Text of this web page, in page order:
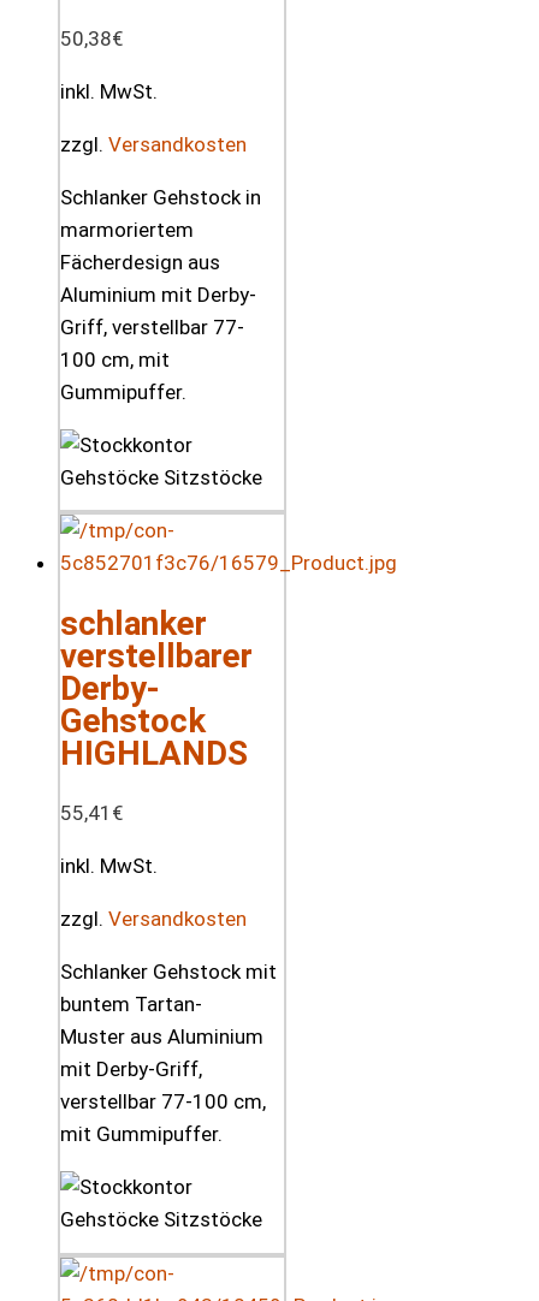
50,38€
inkl. MwSt.
zzgl. Versandkosten
Schlanker Gehstock in
marmoriertem
Fächerdesign aus
Aluminium mit Derby-
Griff, verstellbar 77-
100 cm, mit
Gummipuffer.
schlanker
verstellbarer
Derby-
Gehstock
HIGHLANDS
55,41 €
inkl. MwSt.
zzgl. Versandkosten
Schlanker Gehstock mit
buntem Tartan-
Muster aus Aluminium
mit Derby-Griff,
verstellbar 77-100 cm,
mit Gummipuffer.